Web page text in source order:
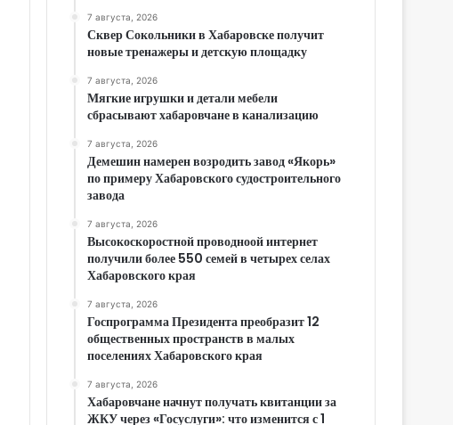
7 августа, 2026
Сквер Сокольники в Хабаровске получит
новые тренажеры и детскую площадку
7 августа, 2026
Мягкие игрушки и детали мебели
сбрасывают хабаровчане в канализацию
7 августа, 2026
Демешин намерен возродить завод «Якорь»
по примеру Хабаровского судостроительного
завода
7 августа, 2026
Высокоскоростной проводноой интернет
получили более 550 семей в четырех селах
Хабаровского края
7 августа, 2026
Госпрограмма Президента преобразит 12
общественных пространств в малых
поселениях Хабаровского края
7 августа, 2026
Хабаровчане начнут получать квитанции за
ЖКУ через «Госуслуги»: что изменится с 1